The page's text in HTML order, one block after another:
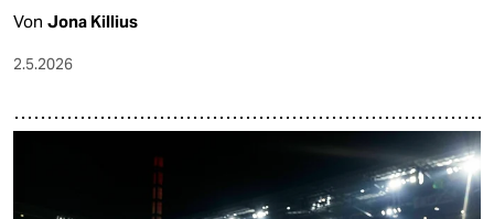
Von Jona Killius
2.5.2026